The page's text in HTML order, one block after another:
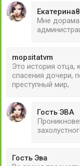
Мне дорама
mopsitatvm
Это история отца,
спасения дочери,
преступный мир,
Гость ЭВА
Гость Эва